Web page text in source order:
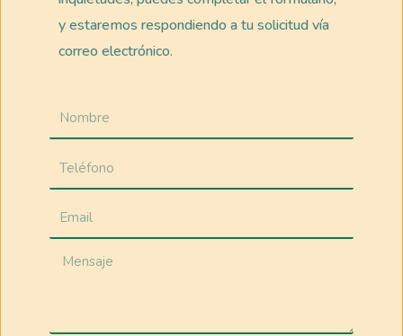
y estaremos respondiendo a tu solicitud vía
correo electrónico.